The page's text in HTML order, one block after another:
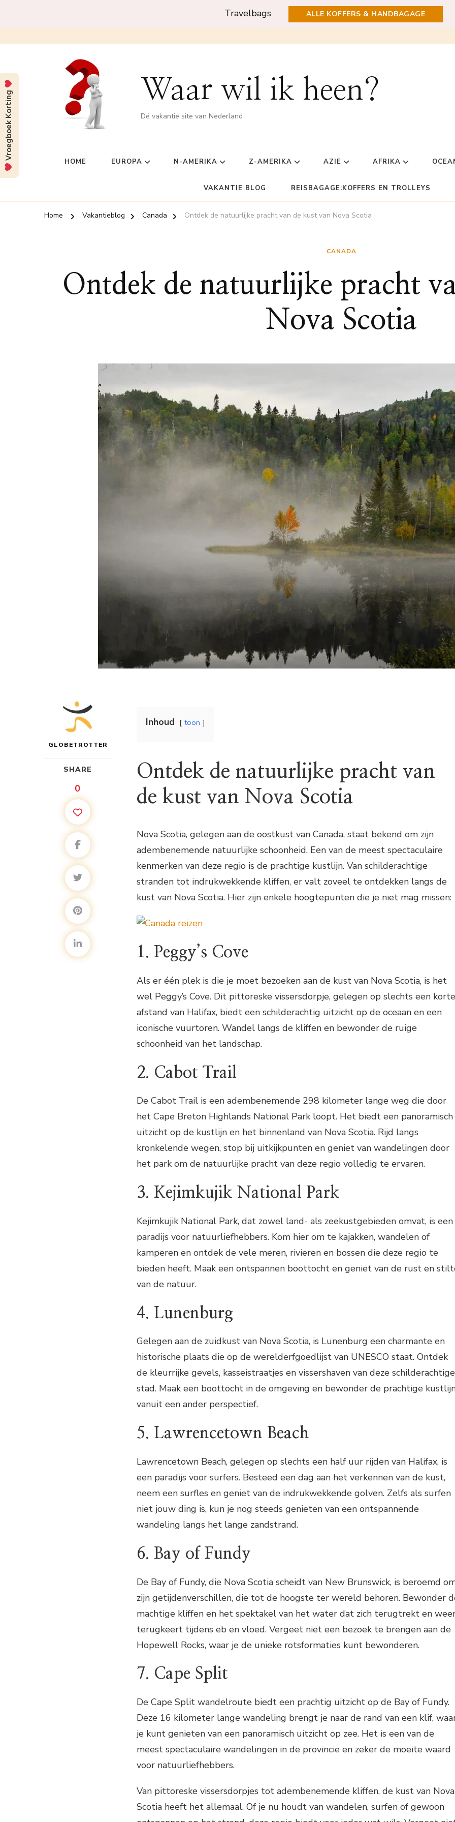
Travelbags ALLE KOFFERS & HANDBAGAGE
Waar wil ik heen?
Dé vakantie site van Nederland
HOME EUROPA N-AMERIKA Z-AMERIKA AZIE AFRIKA
VAKANTIE BLOG REISBAGAGE:KOFFERS EN TROLLEYS
Home Vakantieblog Canada Ontdek de natuurlijke pracht van de kust van Nova Scotia
CANADA
Ontdek de natuurlijke pracht
Nova Scotia
GLOBETROTTER
SHARE
0
Inhoud toon
Ontdek de natuurlijke pracht van
de kust van Nova Scotia
Nova Scotia, gelegen aan de oostkust van Canada, staat bekend om zijn
adembenemende natuurlijke schoonheid. Een van de meest spectaculaire
kenmerken van deze regio is de prachtige kustlijn. Van schilderachtige
stranden tot indrukwekkende kliffen, er valt zoveel te ontdekken langs de
kust van Nova Scotia. Hier zijn enkele hoogtepunten die je niet mag missen:
1. Peggy’s Cove
Als er één plek is die je moet bezoeken aan de kust van Nova Scotia, is het
wel Peggy’s Cove. Dit pittoreske vissersdorpje, gelegen op slechts een korte
afstand van Halifax, biedt een schilderachtig uitzicht op de oceaan en een
iconische vuurtoren. Wandel langs de kliffen en bewonder de ruige
schoonheid van het landschap.
2. Cabot Trail
De Cabot Trail is een adembenemende 298 kilometer lange weg die door
het Cape Breton Highlands National Park loopt. Het biedt een panoramisch
uitzicht op de kustlijn en het binnenland van Nova Scotia. Rijd langs
kronkelende wegen, stop bij uitkijkpunten en geniet van wandelingen door
het park om de natuurlijke pracht van deze regio volledig te ervaren.
3. Kejimkujik National Park
Kejimkujik National Park, dat zowel land- als zeekustgebieden omvat, is een
paradijs voor natuurliefhebbers. Kom hier om te kajakken, wandelen of
kamperen en ontdek de vele meren, rivieren en bossen die deze regio te
bieden heeft. Maak een ontspannen boottocht en geniet van de rust en
van de natuur.
4. Lunenburg
Gelegen aan de zuidkust van Nova Scotia, is Lunenburg een charmante en
historische plaats die op de werelderfgoedlijst van UNESCO staat. Ontdek
de kleurrijke gevels, kasseistraatjes en vissershaven van deze schilderachtige
stad. Maak een boottocht in de omgeving en bewonder de prachtige
vanuit een ander perspectief.
5. Lawrencetown Beach
Lawrencetown Beach, gelegen op slechts een half uur rijden van Halifax, is
een paradijs voor surfers. Besteed een dag aan het verkennen van de kust,
neem een surfles en geniet van de indrukwekkende golven. Zelfs als surfen
niet jouw ding is, kun je nog steeds genieten van een ontspannende
wandeling langs het lange zandstrand.
6. Bay of Fundy
De Bay of Fundy, die Nova Scotia scheidt van New Brunswick, is beroemd
zijn getijdenverschillen, die tot de hoogste ter wereld behoren. Bewonder
machtige kliffen en het spektakel van het water dat zich terugtrekt en
terugkeert tijdens eb en vloed. Vergeet niet een bezoek te brengen aan de
Hopewell Rocks, waar je de unieke rotsformaties kunt bewonderen.
7. Cape Split
De Cape Split wandelroute biedt een prachtig uitzicht op de Bay of Fundy.
Deze 16 kilometer lange wandeling brengt je naar de rand van een klif,
je kunt genieten van een panoramisch uitzicht op zee. Het is een van de
meest spectaculaire wandelingen in de provincie en zeker de moeite waard
voor natuurliefhebbers.
Van pittoreske vissersdorpjes tot adembenemende kliffen, de kust van Nova
Scotia heeft het allemaal. Of je nu houdt van wandelen, surfen of gewoon
Vroegboek Korting